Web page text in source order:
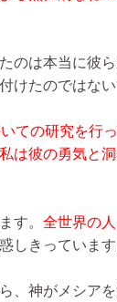
のは本当に彼
けたのではない
ての研究を行
は彼の勇気と
す。 全世界の
しきっています
、神がメシア